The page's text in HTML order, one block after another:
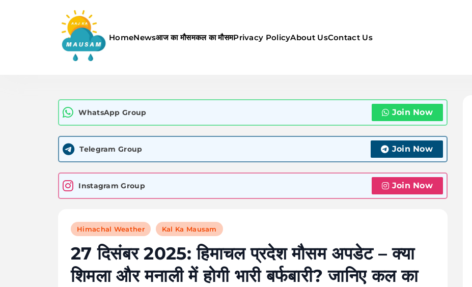
HomeNewsआज का मौसमकल का मौसमPrivacy PolicyAbout UsContact Us
WhatsApp Group Join Now
Telegram Group Join Now
Instagram Group Join Now
Himachal Weather Kal Ka Mausam
27 दिसंबर 2025: हिमाचल प्रदेश मौसम अपडेट – क्या
शिमला और मनाली में होगी भारी बर्फबारी? जानिए कल का